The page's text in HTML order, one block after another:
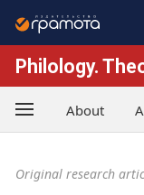
Philology.
About
Original research